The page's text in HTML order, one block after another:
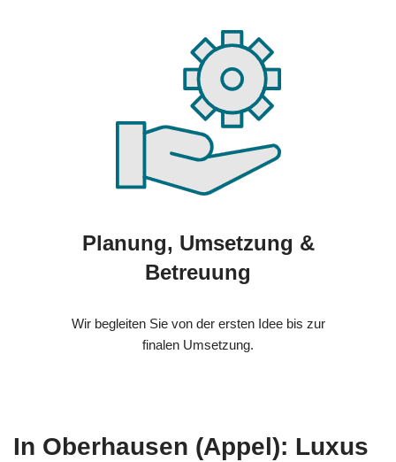
Planung, Umsetzung &
Betreuung
Wir begleiten Sie von der ersten Idee bis zur
finalen Umsetzung.
In Oberhausen (Appel): Luxus